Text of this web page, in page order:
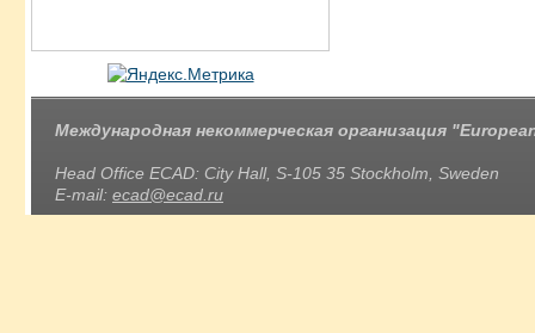
Международная некоммерческая организация
Head Office ECAD: City Hall, S-105 35 Stockholm, Sweden
E-mail: ecad@ecad.ru